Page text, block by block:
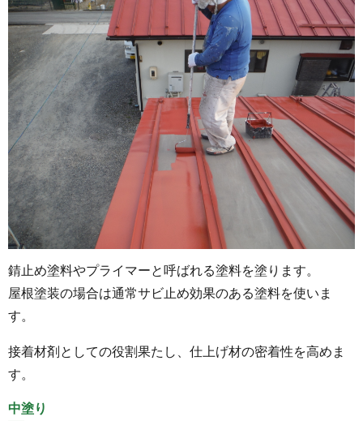
錆止め塗料やプライマーと呼ばれる塗料を塗ります。
屋根塗装の場合は通常サビ止め効果のある塗料を使いま
す。
接着材剤としての役割果たし、仕上げ材の密着性を高めま
す。
中塗り